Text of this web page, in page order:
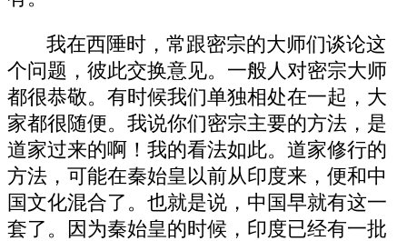
我在西陲时，常跟密宗的大师们谈论这
个问题，彼此交换意见。一般人对密宗大师
都很恭敬。有时候我们单独相处在一起，大
家都很随便。我说你们密宗主要的方法，是
道家过来的啊！我的看法如此。道家修行的
方法，可能在秦始皇以前从印度来，便和中
国文化混合了。也就是说，中国早就有这一
套了。因为秦始皇的时候，印度已经有一批